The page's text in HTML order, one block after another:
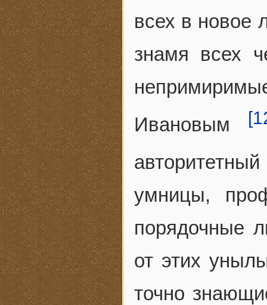
всех в новое
знамя всех
Ивановым
умницы,
порядочные
от этих
точно